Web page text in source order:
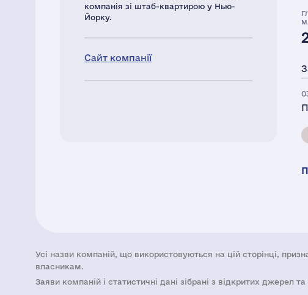
компанія зі штаб-квартирою у Нью-
Йорку.
Сайт компанії
Усі назви компаній, що використовуються на цій сторінці,
власникам.
Заяви компаній i статистичні дані зібрані з відкритих джерел